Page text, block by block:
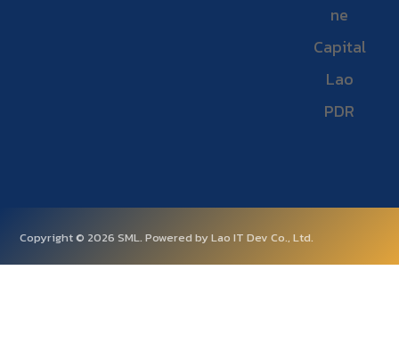
ne
Capital
Lao
PDR
Copyright © 2026 SML. Powered by Lao IT Dev Co., Ltd.